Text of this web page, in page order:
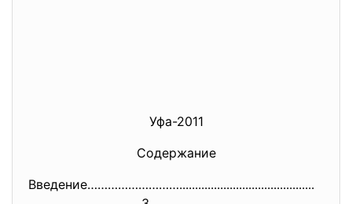
Уфа-2011
Содержание
Введение………………………...........................................